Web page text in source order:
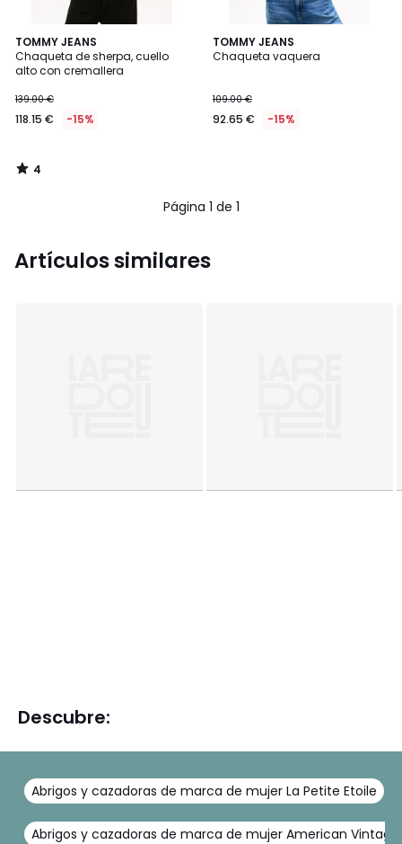
TOMMY JEANS
Chaqueta de sherpa, cuello
alto con cremallera
139.00 €
118.15 € -15%
4
/
5
4
/
TOMMY JEANS
Chaqueta vaquera
109.00 €
92.65 € -15%
Página 1 de 1
Artículos similares
Descubre:
Abrigos y cazadoras de marca de mujer La Petite Etoile
Abrigos y cazadoras de marca de mujer American Vintage